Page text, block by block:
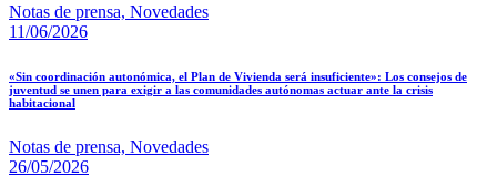
Notas de prensa, Novedades
11/06/2026
«Sin coordinación autonómica, el Plan de Vivienda será insuficiente»: Los consejos de
juventud se unen para exigir a las comunidades autónomas actuar ante la crisis
habitacional
Notas de prensa, Novedades
26/05/2026